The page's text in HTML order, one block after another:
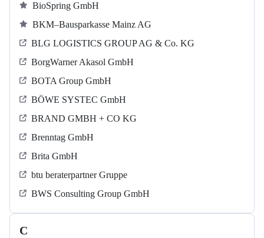
BioSpring GmbH
BKM–Bausparkasse Mainz AG
BLG LOGISTICS GROUP AG & Co. KG
BorgWarner Akasol GmbH
BOTA Group GmbH
BÖWE SYSTEC GmbH
BRAND GMBH + CO KG
Brenntag GmbH
Brita GmbH
btu beraterpartner Gruppe
BWS Consulting Group GmbH
C